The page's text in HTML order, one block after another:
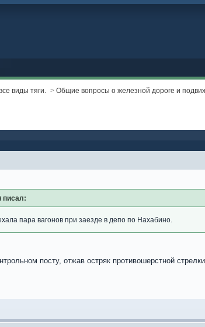
виды тяги. > Общие вопросы о железной дороге и
писал:
пара вагонов при заезде в депо по Нахабино.
посту, отжав остряк противошерстной